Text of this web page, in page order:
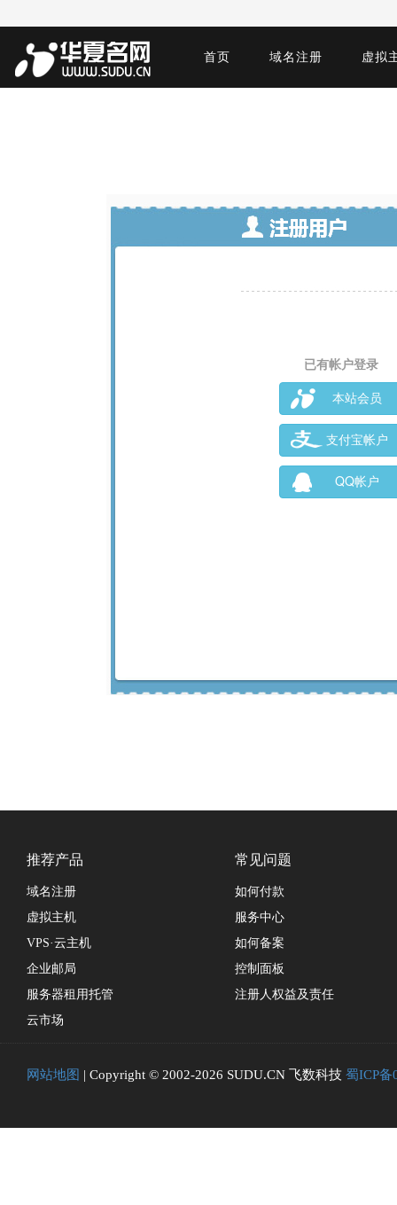
首页 域名注册 虚拟
已有帐户登录
本站会员
支付宝帐户
QQ帐户
推荐产品
域名注册
虚拟主机
VPS·云主机
企业邮局
服务器租用托管
云市场
常见问题
如何付款
服务中心
如何备案
控制面板
注册人权益及责任
网站地图 | Copyright © 2002-2026 SUDU.CN 飞数科技 蜀ICP备